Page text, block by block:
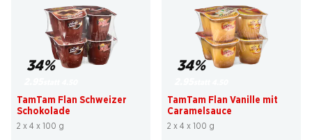
34%
TamTam Flan Schweizer
Schokolade
2 x 4 x 100 g
34%
TamTam Flan Vanille mit
Caramelsauce
2 x 4 x 100 g